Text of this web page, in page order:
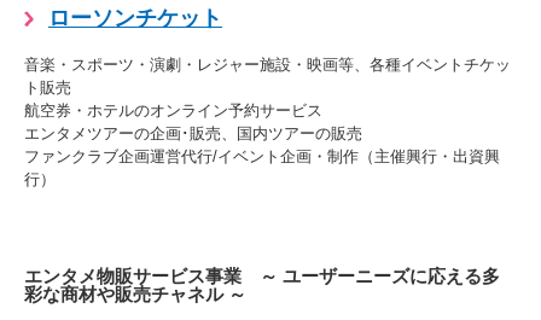
ローソンチケット
音楽・スポーツ・演劇・レジャー施設・映画等、各種イベントチケッ
ト販売
航空券・ホテルのオンライン予約サービス
エンタメツアーの企画･販売、国内ツアーの販売
ファンクラブ企画運営代行/イベント企画・制作（主催興行・出資興
行）
エンタメ物販サービス事業 ～ ユーザーニーズに応える多
彩な商材や販売チャネル ～